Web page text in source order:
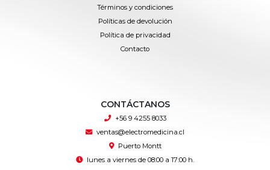
Términos y condiciones
Políticas de devolución
Política de privacidad
Contacto
CONTÁCTANOS
+56 9 4255 8033
ventas@electromedicina.cl
Puerto Montt
lunes a viernes de 08:00 a 17:00 h.